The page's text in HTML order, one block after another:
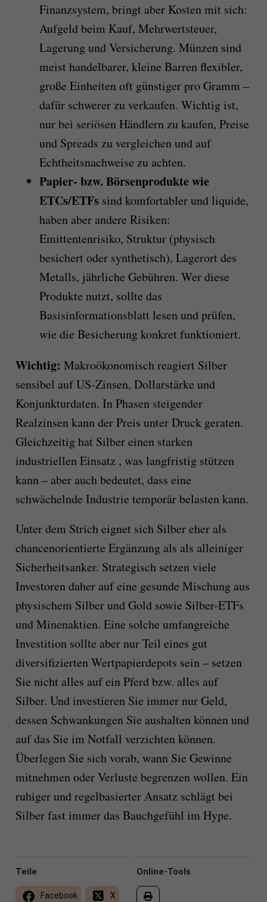
Finanzsystem, bringt aber Kosten mit sich:
Aufgeld beim Kauf, Mehrwertsteuer,
Lagerung und Versicherung. Münzen sind
meist handelbarer, kleine Barren flexibler,
große Einheiten oft günstiger pro Gramm –
dafür schwerer zu verkaufen. Wichtig ist,
nur bei seriösen Händlern zu kaufen, Preise
und Spreads zu vergleichen und auf
Echtheitsnachweise zu achten.
Papier- bzw. Börsenprodukte wie
ETCs/ETFs sind komfortabler und liquide,
haben aber andere Risiken:
Emittentenrisiko, Struktur (physisch
besichert oder synthetisch), Lagerort des
Metalls, jährliche Gebühren. Wer diese
Produkte nutzt, sollte das
Basisinformationsblatt lesen und prüfen,
wie die Besicherung konkret funktioniert.
Wichtig: Makroökonomisch reagiert Silber
sensibel auf US-Zinsen, Dollarstärke und
Konjunkturdaten. In Phasen steigender
Realzinsen kann der Preis unter Druck geraten.
Gleichzeitig hat Silber einen starken
industriellen Einsatz , was langfristig stützen
kann – aber auch bedeutet, dass eine
schwächelnde Industrie temporär belasten kann.
Unter dem Strich eignet sich Silber eher als
chancenorientierte Ergänzung als als alleiniger
Sicherheitsanker. Strategisch setzen viele
Investoren daher auf eine gesunde Mischung aus
physischem Silber und Gold sowie Silber-ETFs
und Minenaktien. Eine solche umfangreiche
Investition sollte aber nur Teil eines gut
diversifizierten Wertpapierdepots sein – setzen
Sie nicht alles auf ein Pferd bzw. alles auf
Silber. Und investieren Sie immer nur Geld,
dessen Schwankungen Sie aushalten können und
auf das Sie im Notfall verzichten können.
Überlegen Sie sich vorab, wann Sie Gewinne
mitnehmen oder Verluste begrenzen wollen. Ein
ruhiger und regelbasierter Ansatz schlägt bei
Silber fast immer das Bauchgefühl im Hype.
Online-Tools
Teile
Facebook X